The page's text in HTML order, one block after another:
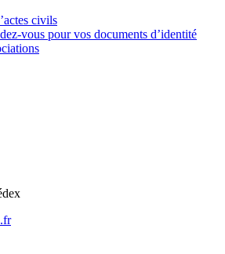
civils
vous pour vos documents d’identité